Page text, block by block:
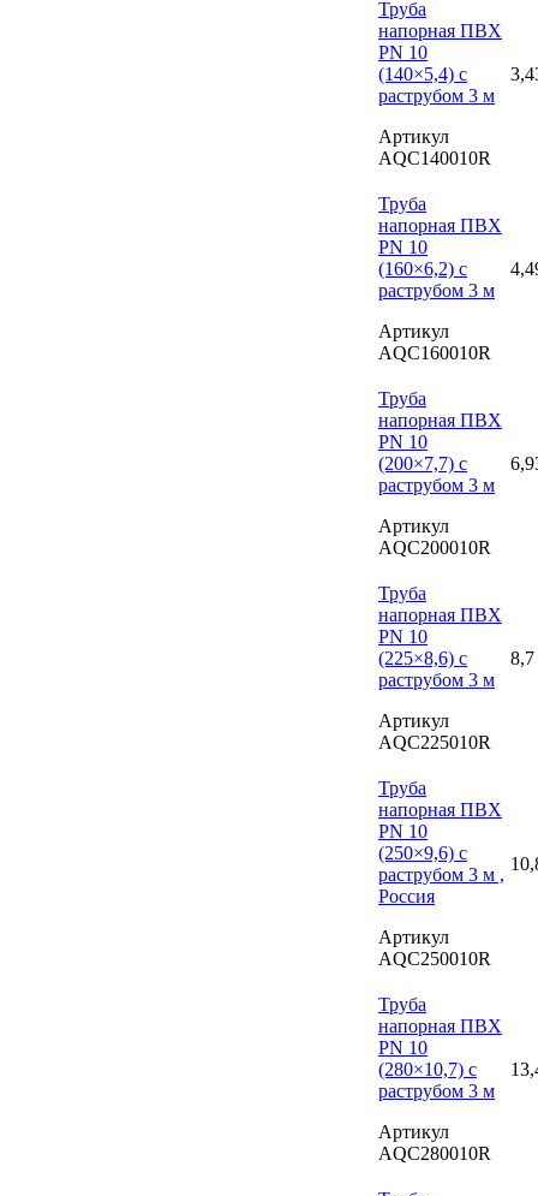
Труба
напорная ПВХ
PN 10
(140×5,4) с
раструбом 3 м
Артикул
AQC140010R
Труба
напорная ПВХ
PN 10
(160×6,2) с
раструбом 3 м
Артикул
AQC160010R
Труба
напорная ПВХ
PN 10
(200×7,7) с
раструбом 3 м
Артикул
AQC200010R
Труба
напорная ПВХ
PN 10
(225×8,6) с
раструбом 3 м
Артикул
AQC225010R
8,7
Труба
напорная ПВХ
PN 10
(250×9,6) с
раструбом 3 м ,
Россия
Артикул
AQC250010R
Труба
напорная ПВХ
PN 10
(280×10,7) с
раструбом 3 м
Артикул
AQC280010R